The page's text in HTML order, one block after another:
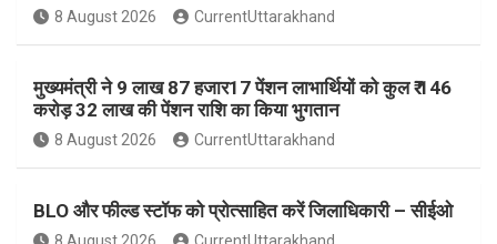
b
o
a
g
e
r
t
e
u
8 August 2026 CurrentUttarakhand
मुख्यमंत्री ने 9 लाख 87 हजार17 पेंशन लाभार्थियों को कुल ₹ 146
करोड़ 32 लाख की पेंशन राशि का किया भुगतान
8 August 2026 CurrentUttarakhand
BLO और फील्ड स्टॉफ को प्रोत्साहित करें जिलाधिकारी – सीईओ